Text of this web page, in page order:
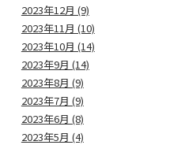
2023年12月 (9)
2023年11月 (10)
2023年10月 (14)
2023年9月 (14)
2023年8月 (9)
2023年7月 (9)
2023年6月 (8)
2023年5月 (4)